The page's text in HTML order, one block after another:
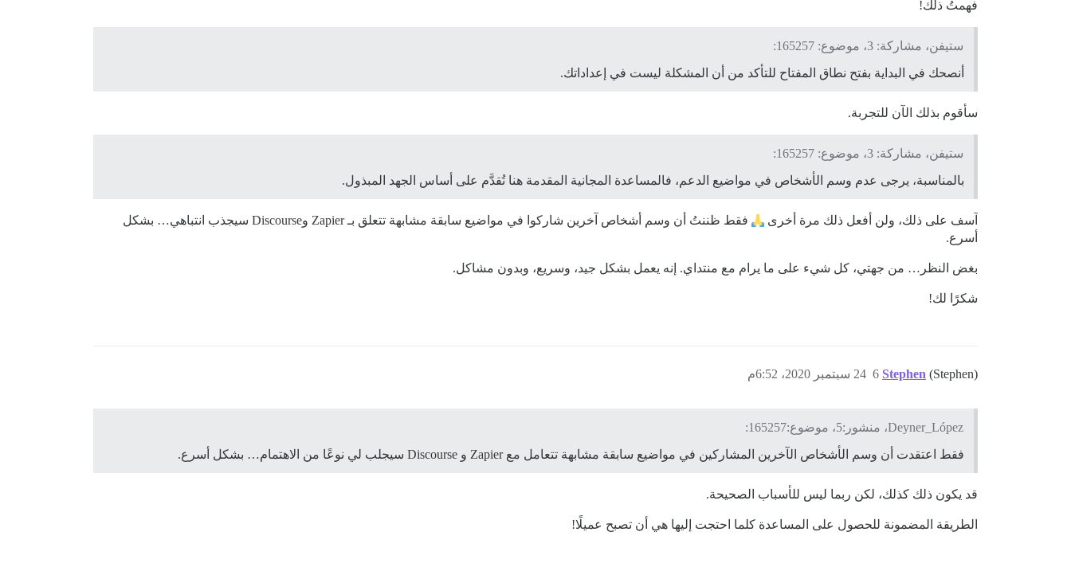
فهمتُ ذلك!
ستيفن، مشاركة: 3، موضوع: 165257:
أنصحك في البداية بفتح نطاق المفتاح للتأكد من أن المشكلة ليست في إعداداتك.
سأقوم بذلك الآن للتجربة.
ستيفن، مشاركة: 3، موضوع: 165257:
بالمناسبة، يرجى عدم وسم الأشخاص في مواضيع الدعم، فالمساعدة المجانية المقدمة هنا تُقدَّم على أساس الجهد المبذول.
آسف على ذلك، ولن أفعل ذلك مرة أخرى
فقط ظننتُ أن وسم أشخاص آخرين شاركوا في مواضيع سابقة مشابهة تتعلق بـ Zapier وDiscourse سيجذب انتباهي… بشكل
أسرع.
بغض النظر… من جهتي، كل شيء على ما يرام مع منتداي. إنه يعمل بشكل جيد، وسريع، وبدون مشاكل.
شكرًا لك!
Stephen (Stephen) 24 سبتمبر 2020، 6:52م 6
Deyner_López، منشور:5، موضوع:165257:
فقط اعتقدت أن وسم الأشخاص الآخرين المشاركين في مواضيع سابقة مشابهة تتعامل مع Zapier و Discourse سيجلب لي نوعًا من الاهتمام… بشكل أسرع.
قد يكون ذلك كذلك، لكن ربما ليس للأسباب الصحيحة.
الطريقة المضمونة للحصول على المساعدة كلما احتجت إليها هي أن تصبح عميلًا!